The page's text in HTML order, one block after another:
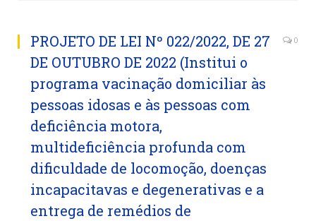
PROJETO DE LEI Nº 022/2022, DE 27
DE OUTUBRO DE 2022 (Institui o
programa vacinação domiciliar às
pessoas idosas e às pessoas com
deficiência motora,
multideficiência profunda com
dificuldade de locomoção, doenças
incapacitavas e degenerativas e a
entrega de remédios de
0